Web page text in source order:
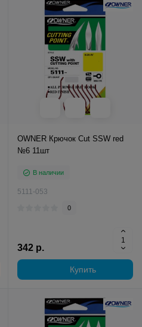
OWNER Крючок Cut SSW red
№6 11шт
В наличии
5111-053
0
342 р.
Купить